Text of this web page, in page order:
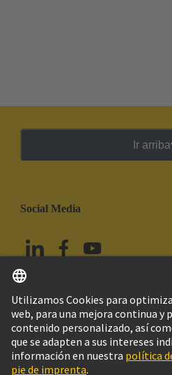
Ir arriba
Social Media
México Español